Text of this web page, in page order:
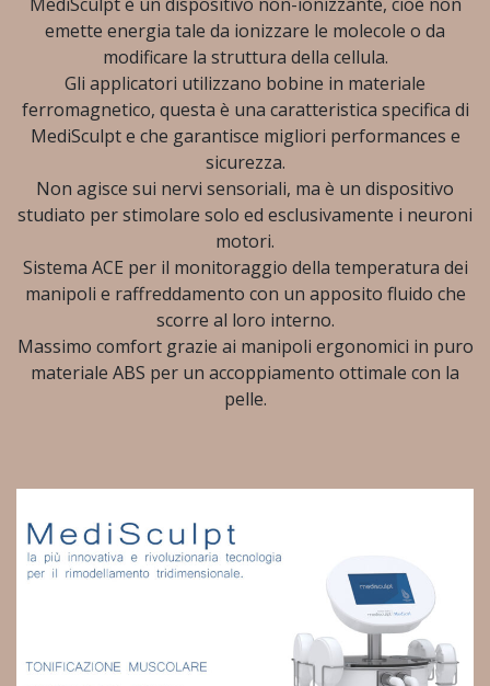
emette energia tale da ionizzare le molecole o da
modificare la struttura della cellula.
Gli applicatori utilizzano bobine in materiale
ferromagnetico, questa è una caratteristica specifica di
MediSculpt e che garantisce migliori performances e
sicurezza.
Non agisce sui nervi sensoriali, ma è un dispositivo
studiato per stimolare solo ed esclusivamente i neuroni
motori.
Sistema ACE per il monitoraggio della temperatura dei
manipoli e raffreddamento con un apposito fluido che
scorre al loro interno.
Massimo comfort grazie ai manipoli ergonomici in puro
materiale ABS per un accoppiamento ottimale con la
pelle.